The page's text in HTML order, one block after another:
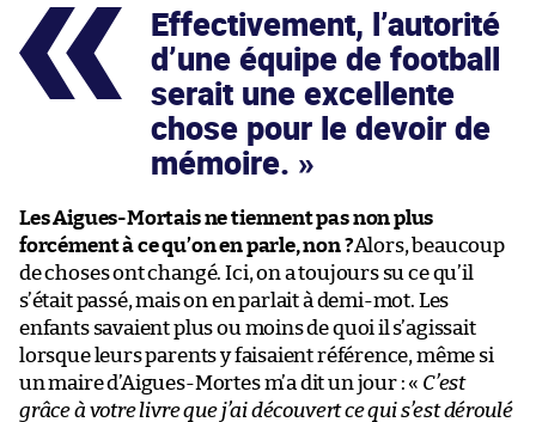
Effectivement, l’autorité
d’une équipe de football
serait une excellente
chose pour le devoir de
mémoire.
Les Aigues-Mortais ne tiennent pas non plus
forcément à ce qu’on en parle, non ?Alors, beaucoup
de choses ont changé. Ici, on a toujours su ce qu’il
s’était passé, mais on en parlait à demi-mot. Les
enfants savaient plus ou moins de quoi il s’agissait
lorsque leurs parents y faisaient référence, même si
un maire d’Aigues-Mortes m’a dit un jour : « C’est
grâce à votre livre que j’ai découvert ce qui s’est déroulé